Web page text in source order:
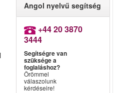
Angol nyelvű segítség
+44 20 3870
3444
Segítségre van
szüksége a
foglaláshoz?
Örömmel
válaszolunk
kérdéseire!